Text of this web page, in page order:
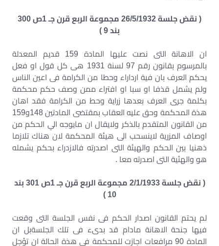
( نقض جلسة 26/5/1932 مجموعة الربع قرن جـ 1ص 300
بند 9 )
ان الاهانة التى نصت عليها المادة 159 قديم المعدلة
بالمرسوم بقانون رقم 97 لسنة 1931 هى كل قول او فعل
يحكم العرف بان فية ارداراء وحطا من الكرامة فى اعين الناس
ولم يشمل قذفا او سبا او افتراء ممن وصف حكم محكمة
بكلمة جرى العرف بعدها زراية وحط من الكرامة فقد اهان
هذة المحكمة وحق عليه العقاب بمقتضى المادتين 148و159
من القانون المتقدم بالذكر ولايقال ان مايوجه الي الحكم من
اوصاف المزرية لاينسحب الى هيئة المحكمة لان هناك تلازما
ذهنيا بين الحكم والهيئة التى اصدرته فالازدراء بحكم يشمله
هو والهئية التى اصدرته معا .
( نقض جلسة 2/1/1933 مجموعة الربع قرن جـ 1ص 301 بند
10 )
لم يحتم القانون اصدار الحكم فى نفس الجلسة التى وقعت
فيها جنحة الاهانة مادام قد بدىء فى تلك الجلسةبل ان
المادة 90 مرافعات اجازت للمحكمة فى هذة الحالة ان تؤجل